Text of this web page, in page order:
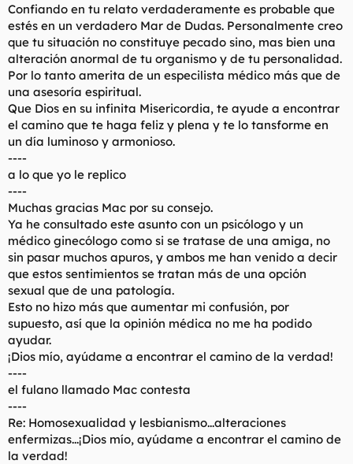
Confiando en tu relato verdaderamente es probable que
estés en un verdadero Mar de Dudas. Personalmente creo
que tu situación no constituye pecado sino, mas bien una
alteración anormal de tu organismo y de tu personalidad.
Por lo tanto amerita de un especilista médico más que de
una asesoría espiritual.
Que Dios en su infinita Misericordia, te ayude a encontrar
el camino que te haga feliz y plena y te lo tansforme en
un día luminoso y armonioso.
----
a lo que yo le replico
----
Muchas gracias Mac por su consejo.
Ya he consultado este asunto con un psicólogo y un
médico ginecólogo como si se tratase de una amiga, no
sin pasar muchos apuros, y ambos me han venido a decir
que estos sentimientos se tratan más de una opción
sexual que de una patología.
Esto no hizo más que aumentar mi confusión, por
supuesto, así que la opinión médica no me ha podido
ayudar.
¡Dios mío, ayúdame a encontrar el camino de la verdad!
----
el fulano llamado Mac contesta
----
Re: Homosexualidad y lesbianismo...alteraciones
enfermizas...¡Dios mío, ayúdame a encontrar el camino de
la verdad!